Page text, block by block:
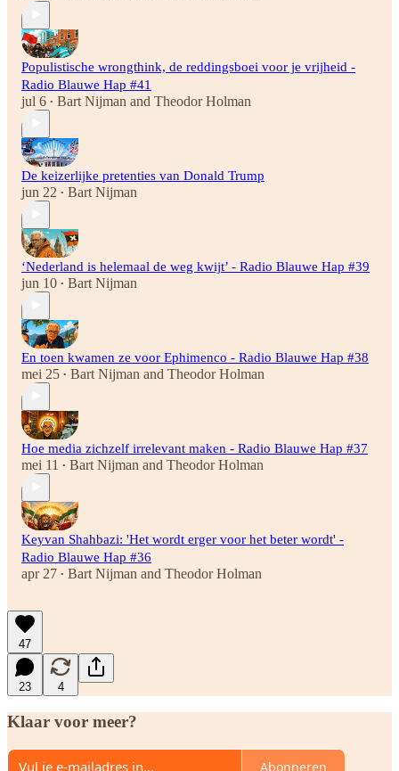
Populistische wrongthink, de reddingsboei voor je vrijheid -
Radio Blauwe Hap #41
jul 6 • Bart Nijman and Theodor Holman
De keizerlijke pretenties van Donald Trump
jun 22 • Bart Nijman
‘Nederland is helemaal de weg kwijt’ - Radio Blauwe Hap #39
jun 10 • Bart Nijman
En toen kwamen ze voor Ephimenco - Radio Blauwe Hap #38
mei 25 • Bart Nijman and Theodor Holman
Hoe media zichzelf irrelevant maken - Radio Blauwe Hap #37
mei 11 • Bart Nijman and Theodor Holman
Keyvan Shahbazi: 'Het wordt erger voor het beter wordt' -
Radio Blauwe Hap #36
apr 27 • Bart Nijman and Theodor Holman
47
23 4
Klaar voor meer?
Abonneren